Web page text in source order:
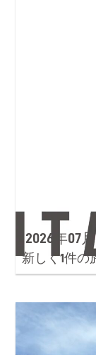
2026年07
新しく1件の